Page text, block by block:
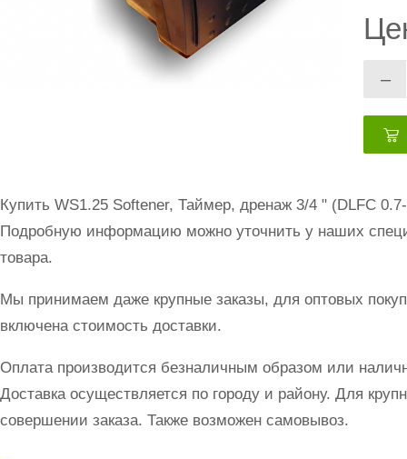
–
Купить WS1.25 Softener, Таймер, дренаж 3/4 " (DLFC
Подробную информацию можно уточнить у наших
товара.
Мы принимаем даже крупные заказы, для оптовых
включена стоимость доставки.
Оплата производится безналичным образом или
Доставка осуществляется по городу и району. Для
совершении заказа. Также возможен самовывоз.